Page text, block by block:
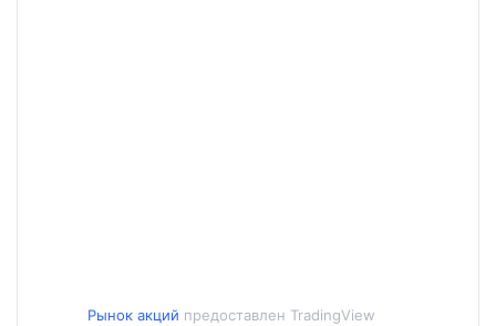
Рынок акций предоставлен TradingView